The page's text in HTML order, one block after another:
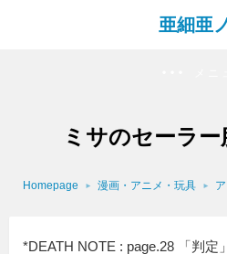
亜細亜
ミサのセーラ
Homepage 漫画・アニメ・玩具
*DEATH NOTE : page.28 「判定」